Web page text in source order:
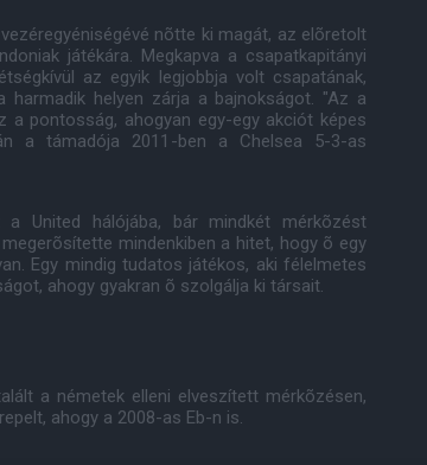
nõtte ki magát, az elõretolt
játékára. Megkapva a csapatkapitányi
az egyik legjobbja volt csapatának,
helyen zárja a bajnokságot. "Az a
pontosság, ahogyan egy-egy akciót képes
a támadója 2011-ben a Chelsea 5-3-as
United hálójába, bár mindkét mérkõzést
mindenkiben a hitet, hogy õ egy
Egy mindig tudatos játékos, aki félelmetes
ahogy gyakran õ szolgálja ki társait.
a németek elleni elveszített mérkõzésen,
ahogy a 2008-as Eb-n is.